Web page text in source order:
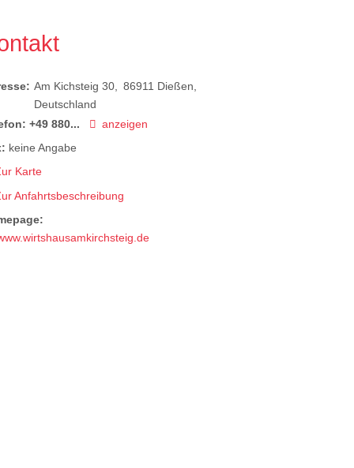
Am Kichsteig 30 86911 Dießen
Deutschland
+49 880...
anzeigen
keine Angabe
Karte
Anfahrtsbeschreibung